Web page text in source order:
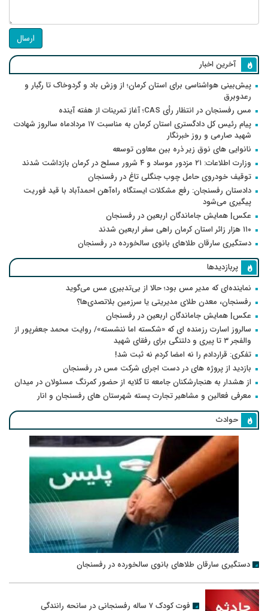
ارسال
آخرین اخبار
پیش‌بینی هواشناسی برای استان کرمان؛ از وزش باد و گردوخاک تا رگبار و
رعدوبرق
مس رفسنجان در انتظار رأی CAS؛ آغاز تمرینات از هفته آینده
پیام رئیس کل دادگستری استان کرمان به مناسبت ۱۷ مردادماه سالروز شهادت
شهید صارمی و روز خبرنگار
نانوایی های نوق زیر ذره بین معاون توسعه
وزارت اطلاعات: ۲۱ مزدور موساد و ۴ شرور مسلح در کرمان بازداشت شدند
توقیف خودروی حامل چوب جنگلی تاغ در رفسنجان
دادستان رفسنجان: رفع مشکلات ایستگاه راه‌آهن احمدآباد با قید فوریت
پیگیری می‌شود
عکس| همایش جاماندگان اربعین در رفسنجان
۱۱۰ هزار زائر استان کرمان راهی سفر اربعین شدند
دستگیری سارقان طلاهای بانوی سالخورده در رفسنجان
پربازدیدها
نماینده‌ای که مدیر مس بود؛ حالا از بی‌تدبیری مس می‌گوید
رفسنجان، معدن طلای مدیریتی یا سرزمین بلاتصدی‌ها؟
عکس| همایش جاماندگان اربعین در رفسنجان
سالروز اسارت رزمنده ای که «شکسته اما ننشسته»/ روایت محمد جعفرپور از
والفجر ۳ تا پیری و دلتنگی برای رفقای شهید
تفکری: قراردادم را نه امضا کردم نه ثبت شد!
بازدید از پروژه های در دست اجرای شرکت مس در رفسنجان
از هشدار به هنجارشکنان جامعه تا گلایه از حضور کمرنگ مسئولان در میدان
معرفی فعالین و مشاهیر تجارت پسته شهرستان های رفسنجان و انار
حوادث
دستگیری سارقان طلاهای بانوی سالخورده در رفسنجان
فوت کودک ۷ ساله رفسنجانی در سانحه رانندگی